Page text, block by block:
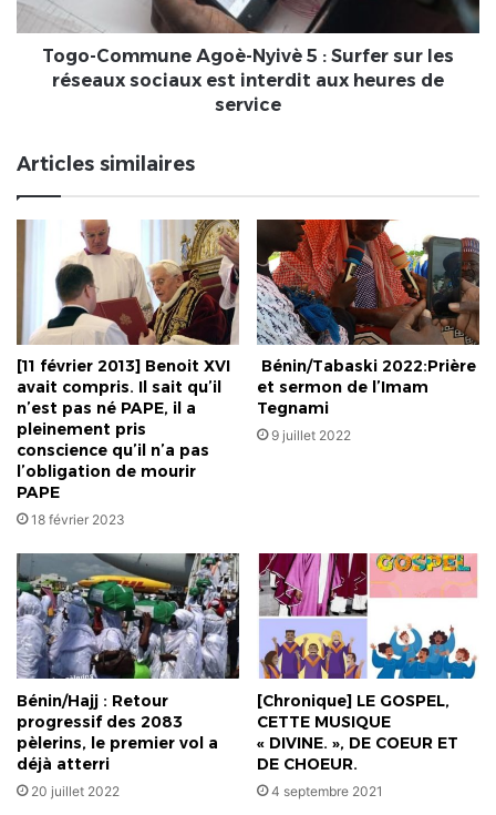
sur
les
réseaux
sociaux
heures
de
service
Togo-Commune Agoè-Nyivè 5 : Surfer sur les
réseaux sociaux est interdit aux heures de
service
Articles similaires
[11 février 2013] Benoit XVI
avait compris. Il sait qu’il
n’est pas né PAPE, il a
pleinement pris
conscience qu’il n’a pas
l’obligation de mourir
PAPE
18 février 2023
​ Bénin/Tabaski 2022:Prière
et sermon de l’Imam
Tegnami
9 juillet 2022
Bénin/Hajj : Retour
progressif des 2083
pèlerins, le premier vol a
déjà atterri
20 juillet 2022
[Chronique] LE GOSPEL,
CETTE MUSIQUE
« DIVINE. », DE COEUR ET
DE CHOEUR.
4 septembre 2021